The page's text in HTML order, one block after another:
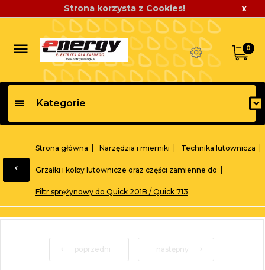
Strona korzysta z Cookies! x
0
Kategorie
Strona główna Narzędzia i mierniki Technika lutownicza
Grzałki i kolby lutownicze oraz części zamienne do
Filtr sprężynowy do Quick 201B / Quick 713
poprzedni następny